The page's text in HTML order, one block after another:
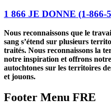
1 866 JE DONNE (1-866-
Nous reconnaissons que le
sang s’étend sur plusieurs
traités. Nous reconnaissons la
notre inspiration et offrons
autochtones sur les territoires
et jouons.
Footer Menu FRE